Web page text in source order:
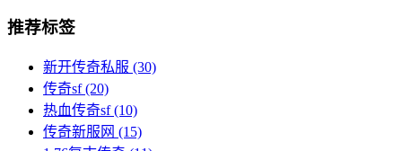
推荐标签
新开传奇私服 (30)
传奇sf(20)
热血传奇sf(10)
传奇新服网 (15)